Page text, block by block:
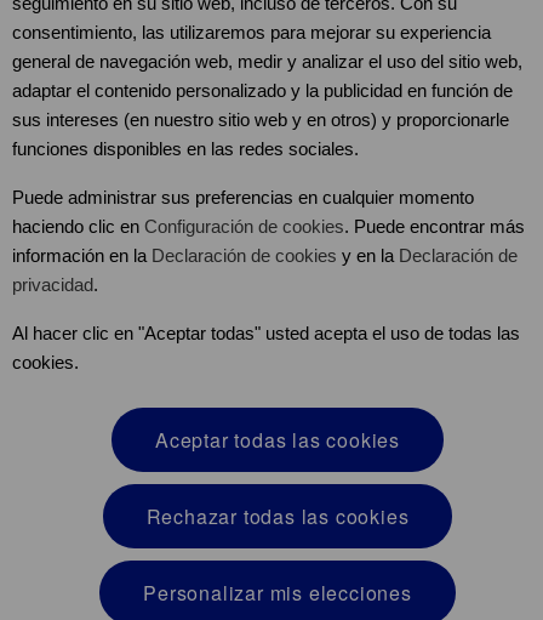
pacientes hospitalizados
consentimiento, las utilizaremos para mejorar su experiencia
general de navegación web, medir y analizar el uso del sitio web,
adaptar el contenido personalizado y la publicidad en función de
sus intereses (en nuestro sitio web y en otros) y proporcionarle
funciones disponibles en las redes sociales.
Puede administrar sus preferencias en cualquier momento
haciendo clic en Configuración de cookies. Puede encontrar más
información en la Declaración de cookies y en la Declaración de
privacidad.
Al hacer clic en "Aceptar todas" usted acepta el uso de todas las
cookies.
Aceptar todas las cookies
Rechazar todas las cookies
Personalizar mis elecciones